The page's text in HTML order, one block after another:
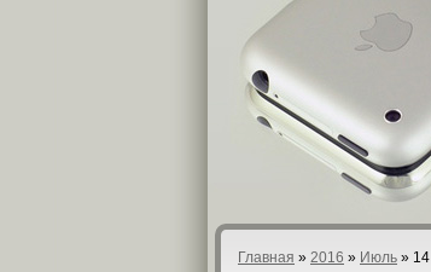
Главная » 2016 » Июль » 14